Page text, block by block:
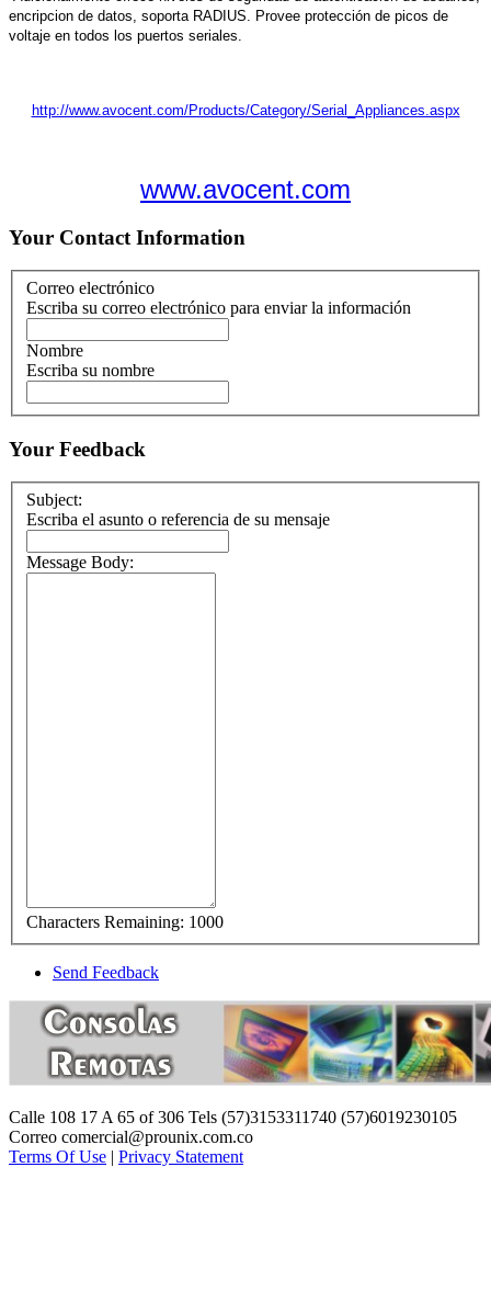
encripcion de datos, soporta RADIUS. Provee protección de picos de
voltaje en todos los puertos seriales.
http://www.avocent.com/Products/Category/Serial_Appliances.aspx
www.avocent.com
Your Contact Information
Correo electrónico
Escriba su correo electrónico para enviar la información
Nombre
Escriba su nombre
Your Feedback
Subject:
Escriba el asunto o referencia de su mensaje
Message Body:
Characters Remaining: 1000
Send Feedback
Calle 108 17 A 65 of 306 Tels (57)3153311740 (57)6019230105
Correo comercial@prounix.com.co
Terms Of Use | Privacy Statement